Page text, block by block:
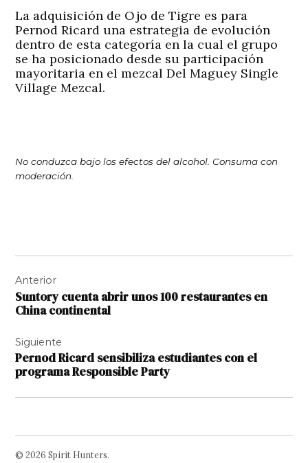
La adquisición de Ojo de Tigre es para
Pernod Ricard una estrategia de evolución
dentro de esta categoría en la cual el grupo
se ha posicionado desde su participación
mayoritaria en el mezcal Del Maguey Single
Village Mezcal.
No conduzca bajo los efectos del alcohol. Consuma con
moderación.
de
entradas
Anterior
Suntory cuenta abrir unos 100 restaurantes en
China continental
Siguiente
Pernod Ricard sensibiliza estudiantes con el
programa Responsible Party
© 2026 Spirit Hunters.